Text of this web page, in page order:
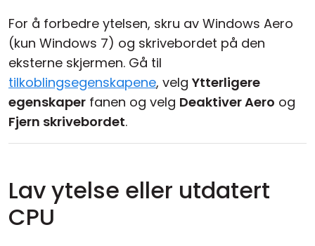
For å forbedre ytelsen, skru av Windows Aero
(kun Windows 7) og skrivebordet på den
eksterne skjermen. Gå til
tilkoblingsegenskapene, velg Ytterligere
egenskaper fanen og velg Deaktiver Aero og
Fjern skrivebordet.
Lav ytelse eller utdatert
CPU